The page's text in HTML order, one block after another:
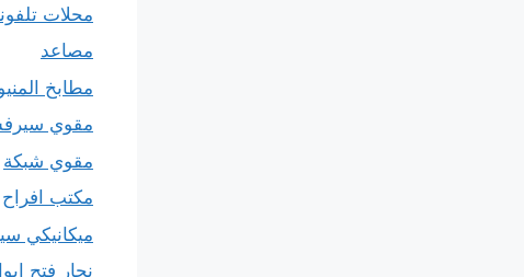
محلات
مصاعد
مطابخ
مقوي
مقوي شبكة
مكتب افراح
ميكانيكي
نجار فتح